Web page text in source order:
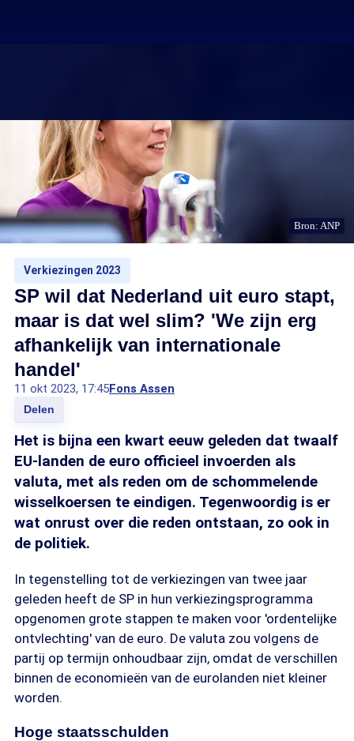
Bron: ANP
Verkiezingen 2023
SP wil dat Nederland uit euro stapt,
maar is dat wel slim? 'We zijn erg
afhankelijk van internationale
handel'
11 okt 2023, 17:45Fons Assen
Delen
Het is bijna een kwart eeuw geleden dat twaalf
EU-landen de euro officieel invoerden als
valuta, met als reden om de schommelende
wisselkoersen te eindigen. Tegenwoordig is er
wat onrust over die reden ontstaan, zo ook in
de politiek.
In tegenstelling tot de verkiezingen van twee jaar
geleden heeft de SP in hun verkiezingsprogramma
opgenomen grote stappen te maken voor 'ordentelijke
ontvlechting' van de euro. De valuta zou volgens de
partij op termijn onhoudbaar zijn, omdat de verschillen
binnen de economieën van de eurolanden niet kleiner
worden.
Hoge staatsschulden